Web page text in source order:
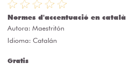
Normes d'accentuació en català
Autora: Maestritón
Idioma: Catalán
Gratis